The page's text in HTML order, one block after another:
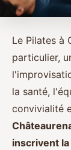
Le Pilates à
particulier,
la santé,
convivialité
inscrivent